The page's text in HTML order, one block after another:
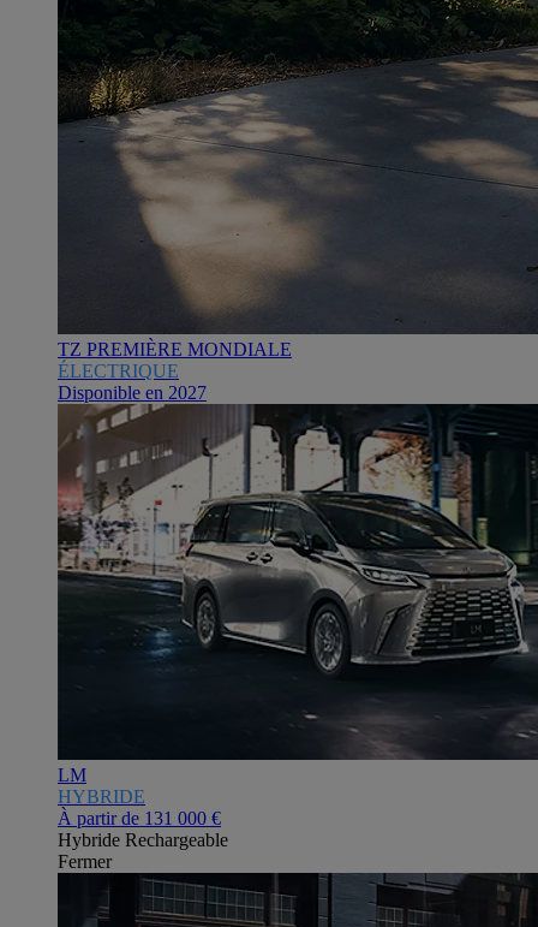
TZ PREMIÈRE MONDIALE
ÉLECTRIQUE
Disponible en 2027
LM
HYBRIDE
À partir de 131 000 €
Hybride Rechargeable
Fermer